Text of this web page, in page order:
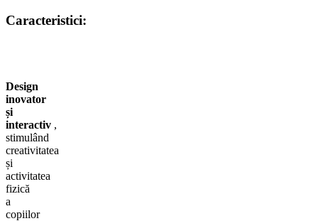
Caracteristici:
Design
inovator
și
interactiv ,
stimulând
creativitatea
și
activitatea
fizică
a
copiilor